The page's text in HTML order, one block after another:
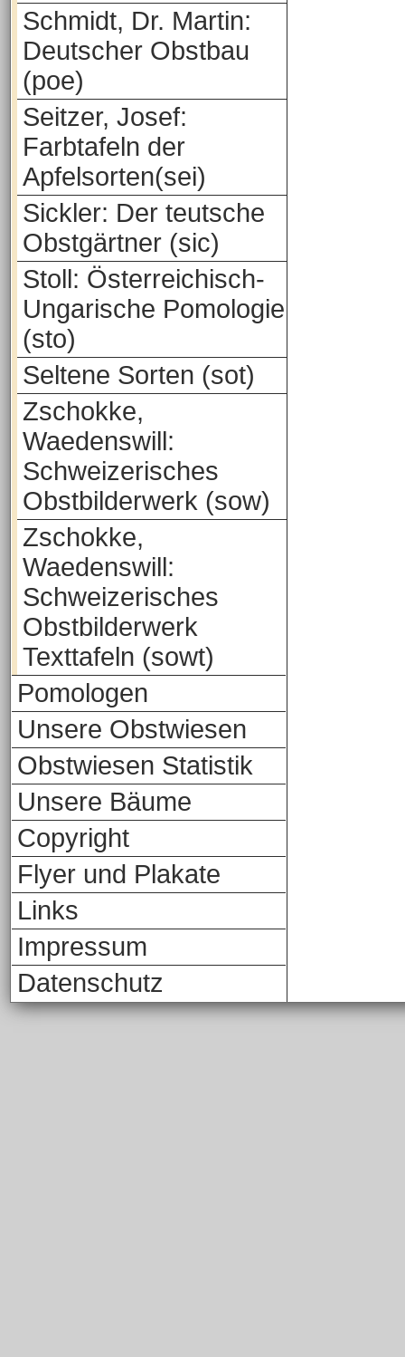
Schmidt, Dr. Martin:
Deutscher Obstbau
(poe)
Seitzer, Josef:
Farbtafeln der
Apfelsorten(sei)
Sickler: Der teutsche
Obstgärtner (sic)
Stoll: Österreichisch-
Ungarische Pomologie
(sto)
Seltene Sorten (sot)
Zschokke,
Waedenswill:
Schweizerisches
Obstbilderwerk (sow)
Zschokke,
Waedenswill:
Schweizerisches
Obstbilderwerk
Texttafeln (sowt)
Pomologen
Unsere Obstwiesen
Obstwiesen Statistik
Unsere Bäume
Copyright
Flyer und Plakate
Links
Impressum
Datenschutz